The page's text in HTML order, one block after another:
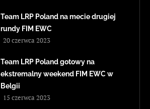
Team LRP Poland na mecie drugiej
rundy FIM EWC
20 czerwca 2023
Team LRP Poland gotowy na
ekstremalny weekend FIM EWC w
Belgii
15 czerwca 2023